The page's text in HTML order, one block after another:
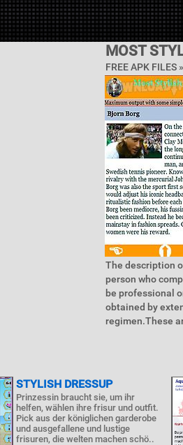
MOST
FREE APK FILES
The description
person who
be professional
obtained by
regimen.These
STYLISH DRESSUP
Prinzessin braucht sie, um ihr
helfen, wählen ihre frisur und outfit.
Pick aus der königlichen garderobe
und ausgefallene und lustige
frisuren, die welten machen schö..